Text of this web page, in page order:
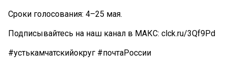
Сроки голосования: 4–25 мая.
Подписывайтесь на наш канал в МАКС: clck.ru/3Qf9Pd
#устькамчатскийокруг #почтаРоссии